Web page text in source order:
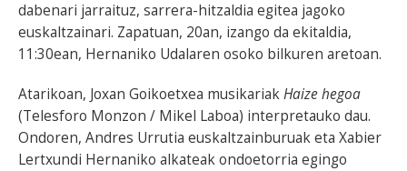
dabenari jarraituz, sarrera-hitzaldia egitea jagoko
euskaltzainari. Zapatuan, 20an, izango da ekitaldia,
11:30ean, Hernaniko Udalaren osoko bilkuren aretoan.
Atarikoan, Joxan Goikoetxea musikariakHaize hegoa
(Telesforo Monzon / Mikel Laboa) interpretauko dau.
Ondoren, Andres Urrutia euskaltzainburuak eta Xabier
Lertxundi Hernaniko alkateak ondoetorria egingo